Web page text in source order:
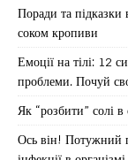
Поради та підказки
соком кропиви
Емоції на тілі: 12
проблеми. Почуй
Як “розбити” солі
Ось він! Потужний